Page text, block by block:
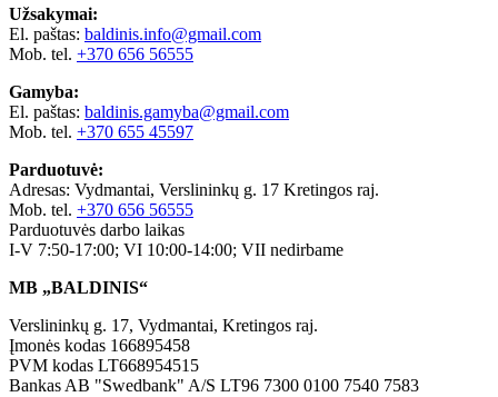
Užsakymai:
El. paštas: baldinis.info@gmail.com
Mob. tel. +370 656 56555
Gamyba:
El. paštas: baldinis.gamyba@gmail.com
Mob. tel. +370 655 45597
Parduotuvė:
Adresas: Vydmantai, Verslininkų g. 17 Kretingos raj.
Mob. tel. +370 656 56555
Parduotuvės darbo laikas
I-V 7:50-17:00; VI 10:00-14:00; VII nedirbame
MB „BALDINIS“
Verslininkų g. 17, Vydmantai, Kretingos raj.
Įmonės kodas 166895458
PVM kodas LT668954515
Bankas AB "Swedbank" A/S LT96 7300 0100 7540 7583